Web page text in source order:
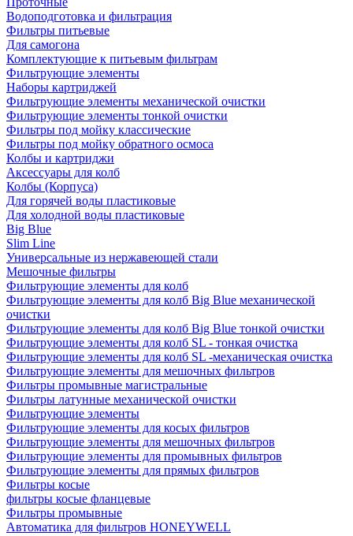
Водоподготовка и фильтрация
Фильтры питьевые
Для самогона
Комплектующие к питьевым фильтрам
Фильтрующие элементы
Наборы картриджей
Фильтрующие элементы механической очистки
Фильтрующие элементы тонкой очистки
Фильтры под мойку классические
Фильтры под мойку обратного осмоса
Колбы и картриджи
Аксессуары для колб
Колбы (Корпуса)
Для горячей воды пластиковые
Для холодной воды пластиковые
Big Blue
Slim Line
Универсальные из нержавеющей стали
Мешочные фильтры
Фильтрующие элементы для колб
Фильтрующие элементы для колб Big Blue механической
очистки
Фильтрующие элементы для колб Big Blue тонкой очистки
Фильтрующие элементы для колб SL - тонкая очистка
Фильтрующие элементы для колб SL -механическая очистка
Фильтрующие элементы для мешочных фильтров
Фильтры промывные магистральные
Фильтры латунные механической очистки
Фильтрующие элементы
Фильтрующие элементы для косых фильтров
Фильтрующие элементы для мешочных фильтров
Фильтрующие элементы для промывных фильтров
Фильтрующие элементы для прямых фильтров
Фильтры косые
фильтры косые фланцевые
Фильтры промывные
Автоматика для фильтров HONEYWELL